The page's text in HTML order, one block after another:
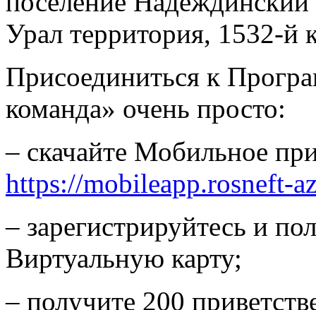
Урал территория, 1532-й
Присоединиться к
команда» очень просто:
– скачайте Мобильное
https://mobileapp.rosneft-
– зарегистрируйтесь и
Виртуальную карту;
– получите 200